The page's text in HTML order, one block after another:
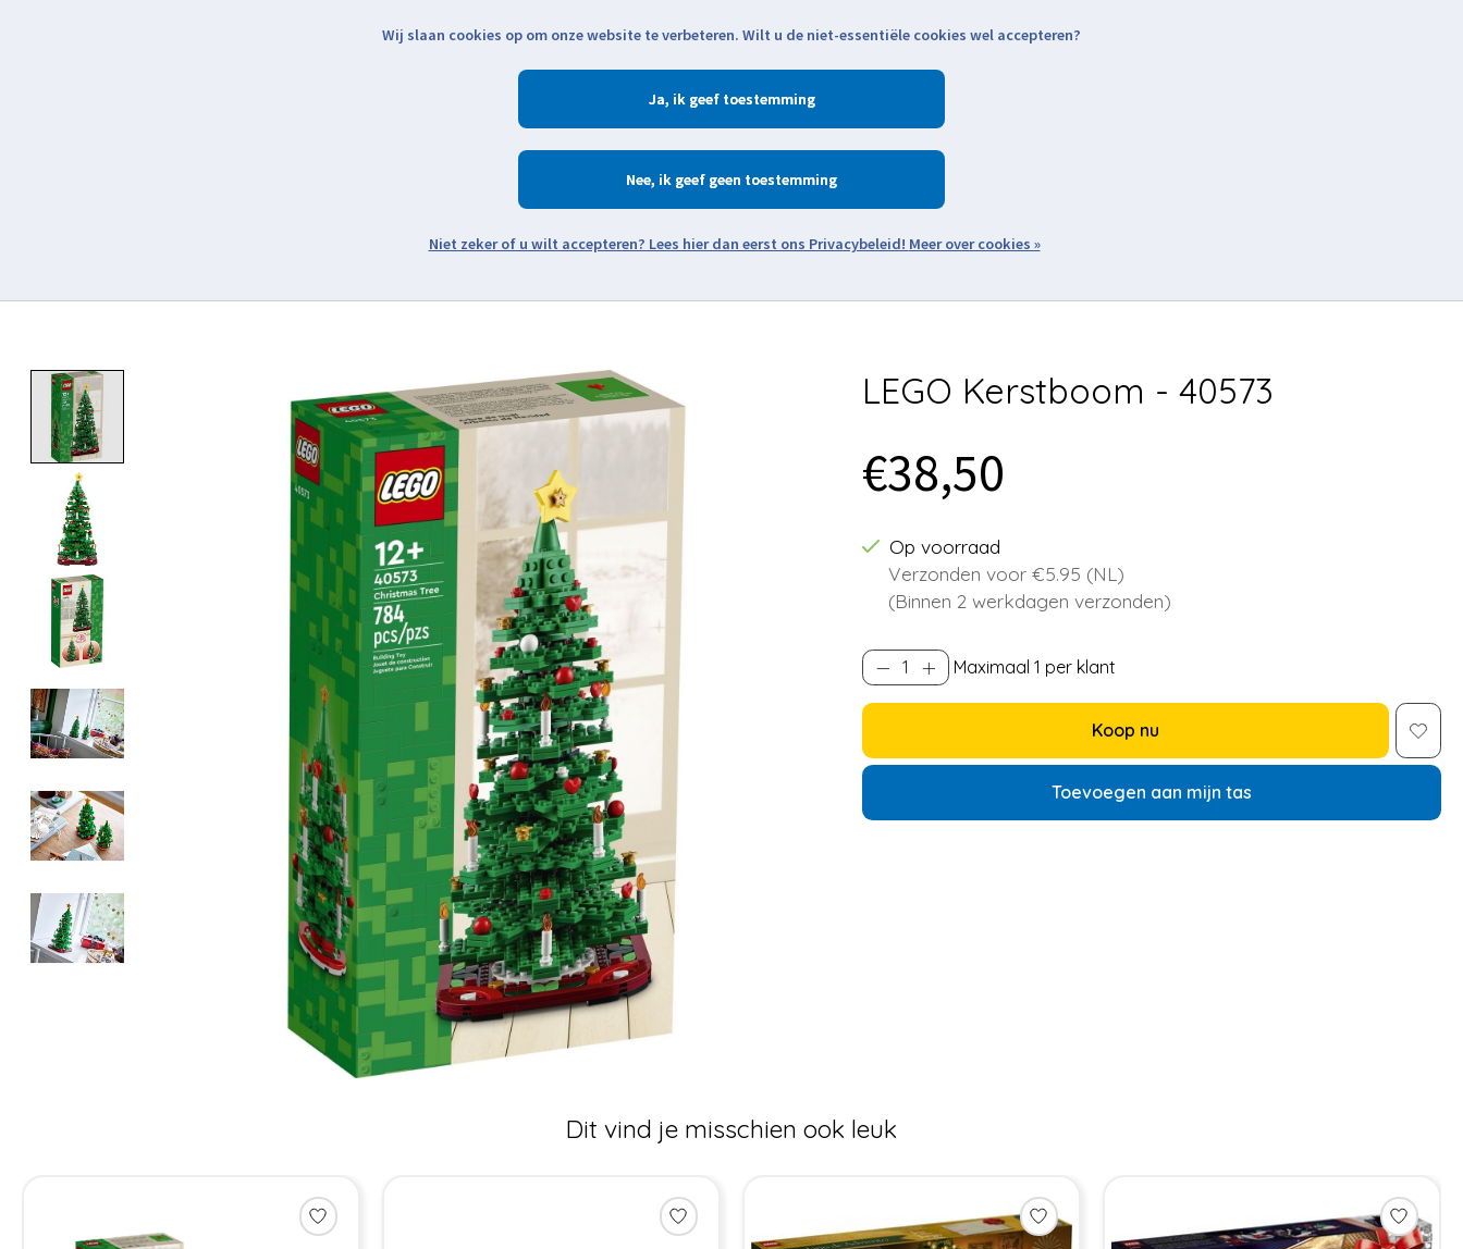
Zoeken
LEGO Kerstboom - 40573
€38,50
Op voorraad
Verzonden voor €5.95 (NL)
(Binnen 2 werkdagen verzonden)
Maximaal 1 per klant
Koop nu
Toevoegen aan mijn tas
Dit vind je misschien ook leuk
Wij slaan cookies op om onze website te verbeteren. Wilt u de niet-essentiële cookies wel accepteren?
Ja
Nee
Meer over cookies »